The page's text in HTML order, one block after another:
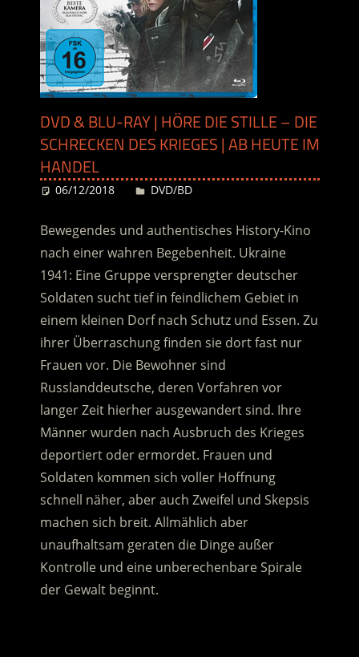
DVD & BLU-RAY | HÖRE DIE STILLE – DIE
SCHRECKEN DES KRIEGES | AB HEUTE IM
HANDEL
06/12/2018 Desiree
DVD/BD
Bewegendes und authentisches History-Kino
nach einer wahren Begebenheit. Ukraine
1941: Eine Gruppe versprengter deutscher
Soldaten sucht tief in feindlichem Gebiet in
einem kleinen Dorf nach Schutz und Essen. Zu
ihrer Überraschung finden sie dort fast nur
Frauen vor. Die Bewohner sind
Russlanddeutsche, deren Vorfahren vor
langer Zeit hierher ausgewandert sind. Ihre
Männer wurden nach Ausbruch des Krieges
deportiert oder ermordet. Frauen und
Soldaten kommen sich voller Hoffnung
schnell näher, aber auch Zweifel und Skepsis
machen sich breit. Allmählich aber
unaufhaltsam geraten die Dinge außer
Kontrolle und eine unberechenbare Spirale
der Gewalt beginnt.